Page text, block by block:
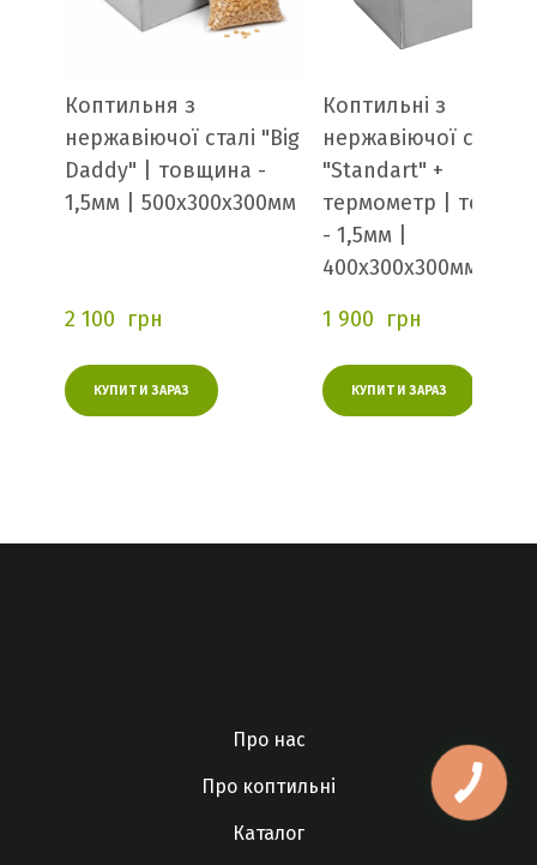
Коптильня з
нержавіючої сталі "Big
Daddy" | товщина -
1,5мм | 500х300х300мм
2 100  грн
КУПИТИ ЗАРАЗ
Коптильні з
нержавіючої сталі
"Standart" +
термометр |
- 1,5мм |
400х300х300мм
1 900  грн
КУПИТИ ЗАРАЗ
Про нас
Про коптильні
Каталог
КНОПКА
ЗВ'ЯЗКУ